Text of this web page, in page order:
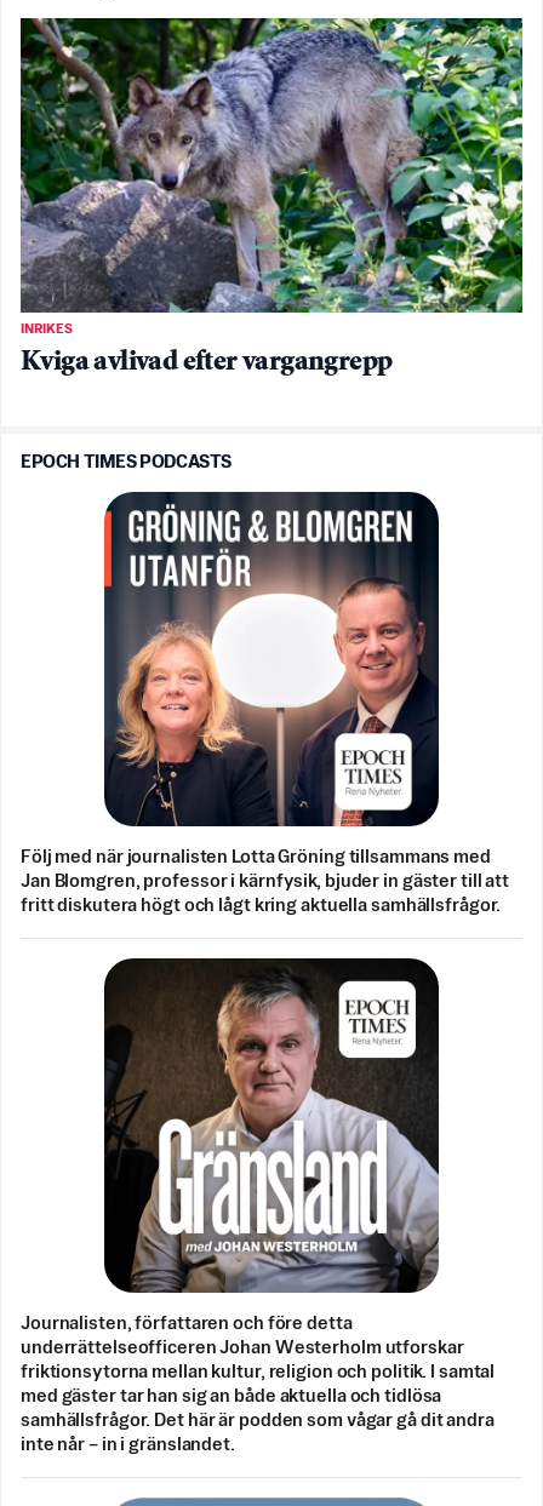
INRIKES
Kviga avlivad efter vargangrepp
EPOCH TIMES PODCASTS
Följ med när journalisten Lotta Gröning tillsammans med
Jan Blomgren, professor i kärnfysik, bjuder in gäster till att
fritt diskutera högt och lågt kring aktuella samhällsfrågor.
Journalisten, författaren och före detta
underrättelseofficeren Johan Westerholm utforskar
friktionsytorna mellan kultur, religion och politik. I samtal
med gäster tar han sig an både aktuella och tidlösa
samhällsfrågor. Det här är podden som vågar gå dit andra
inte når – in i gränslandet.